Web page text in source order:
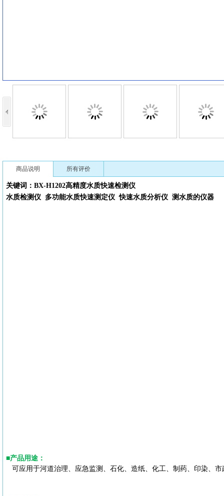
商品说明 所有评价
关键词： BX-H1202高精度水质快速检测仪
水质检测仪 多功能水质快速测定仪 快速水质分析仪 测水质的仪器
■产品用途 ：
可应用于河道治理、应急监测、石化、造纸、化工、制药、印染、